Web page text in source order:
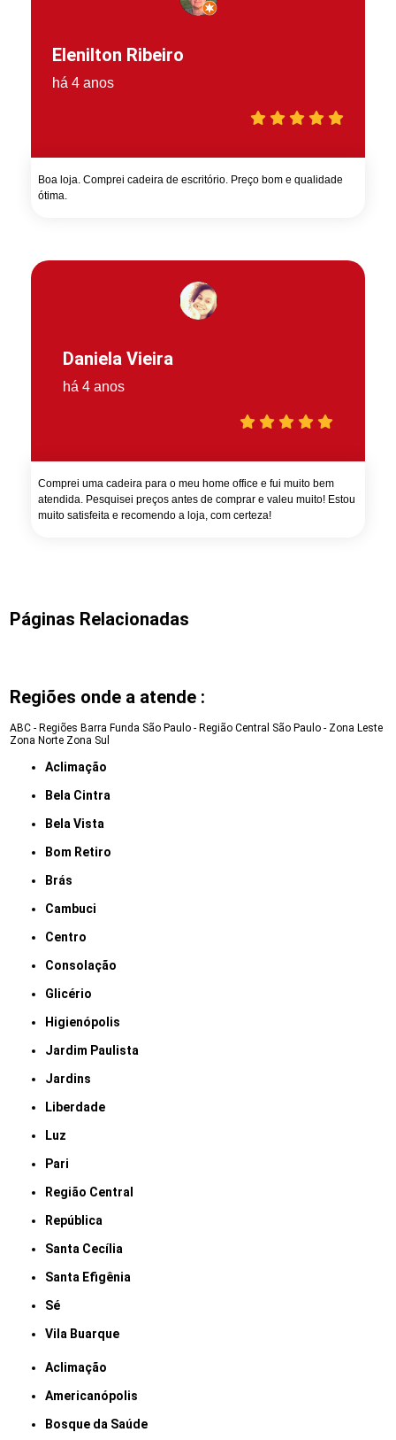
Elenilton Ribeiro
há 4 anos
Boa loja. Comprei cadeira de escritório. Preço bom e qualidade
ótima.
Daniela Vieira
há 4 anos
Comprei uma cadeira para o meu home office e fui muito bem
atendida. Pesquisei preços antes de comprar e valeu muito! Estou
muito satisfeita e recomendo a loja, com certeza!
Páginas Relacionadas
Regiões onde a atende :
ABC - Regiões Barra Funda São Paulo - Região Central São Paulo - Zona Leste
Zona Norte Zona Sul
Aclimação
Bela Cintra
Bela Vista
Bom Retiro
Brás
Cambuci
Centro
Consolação
Glicério
Higienópolis
Jardim Paulista
Jardins
Liberdade
Luz
Pari
Região Central
República
Santa Cecília
Santa Efigênia
Sé
Vila Buarque
Aclimação
Americanópolis
Bosque da Saúde